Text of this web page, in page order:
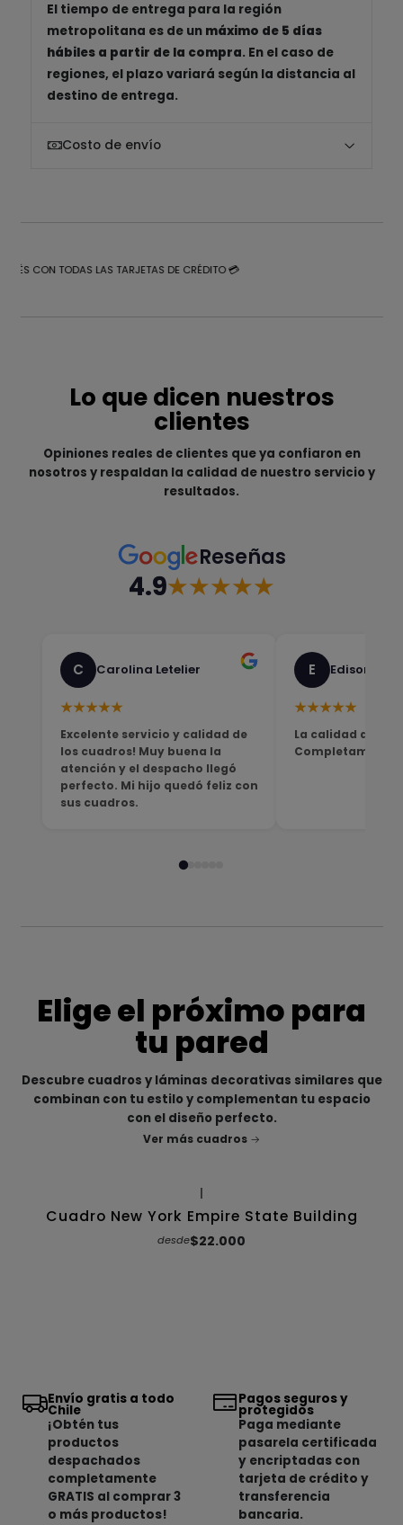
El tiempo de entrega para la región
metropolitana es de un máximo de 5 días
hábiles a partir de la compra. En el caso de
regiones, el plazo variará según la distancia al
destino de entrega.
Costo de envío
CON TODAS LAS TARJETAS DE CRÉDITO 💳
Lo que dicen nuestros
clientes
Opiniones reales de clientes que ya confiaron en
nosotros y respaldan la calidad de nuestro servicio y
resultados.
Reseñas
4.9★★★★★
C Carolina Letelier
★★★★★
Excelente servicio y calidad de
los cuadros! Muy buena la
atención y el despacho llegó
perfecto. Mi hijo quedó feliz con
sus cuadros.
E Edison
★★★★★
La calidad del
Completamente
Elige el próximo para
tu pared
Descubre cuadros y láminas decorativas similares que
combinan con tu estilo y complementan tu espacio
con el diseño perfecto.
Ver más cuadros
Cuadro New York Empire State Building
desde$22.000
Envío gratis a todo
Chile
¡Obtén tus
productos
despachados
completamente
GRATIS al comprar 3
o más productos!
Pagos seguros y
protegidos
Paga mediante
pasarela certificada
y encriptadas con
tarjeta de crédito y
transferencia
bancaria.